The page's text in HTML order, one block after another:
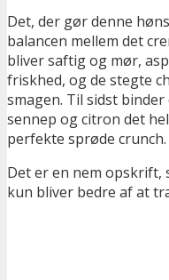
Det, der gør denne
balancen mellem det
bliver saftig og mør,
friskhed, og de stegte
smagen. Til sidst
sennep og citron det
perfekte sprøde crunch.
Det er en nem opskrift,
kun bliver bedre af at